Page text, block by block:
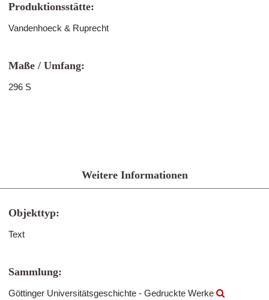
Produktionsstätte:
Vandenhoeck & Ruprecht
Maße / Umfang:
296 S
Weitere Informationen
Objekttyp:
Text
Sammlung:
Göttinger Universitätsgeschichte - Gedruckte Werke